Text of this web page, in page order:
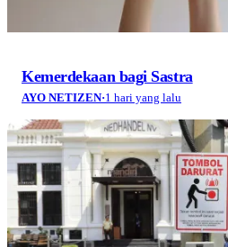
Kemerdekaan bagi Sastra
AYO NETIZEN·1 hari yang lalu